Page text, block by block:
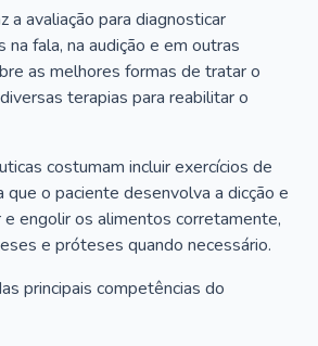
a avaliação para diagnosticar
fala, na audição e em outras
as melhores formas de tratar o
terapias para reabilitar o
costumam incluir exercícios de
que o paciente desenvolva a dicção e
e engolir os alimentos corretamente,
e próteses quando necessário.
principais competências do